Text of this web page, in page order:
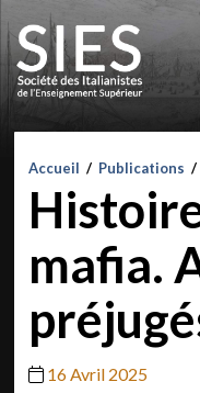
Accueil / Publications /
mafia.
16 Avril 2025